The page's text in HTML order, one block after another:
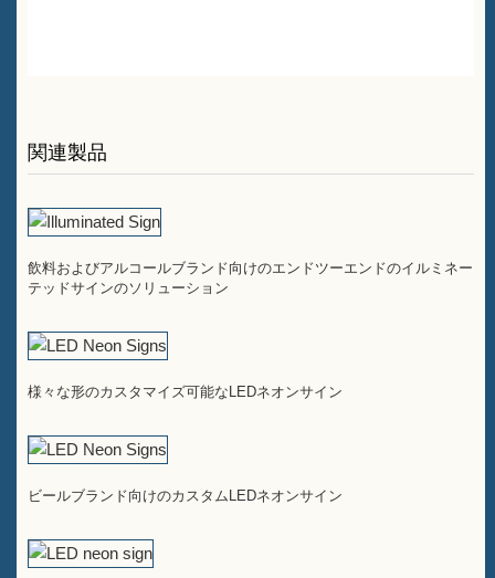
関連製品
飲料およびアルコールブランド向けのエンドツーエンドのイルミネー
テッドサインのソリューション
様々な形のカスタマイズ可能なLEDネオンサイン
ビールブランド向けのカスタムLEDネオンサイン